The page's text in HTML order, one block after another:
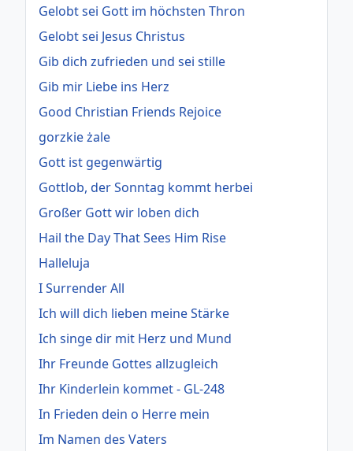
Gelobt sei Gott im höchsten Thron
Gelobt sei Jesus Christus
Gib dich zufrieden und sei stille
Gib mir Liebe ins Herz
Good Christian Friends Rejoice
gorzkie żale
Gott ist gegenwärtig
Gottlob, der Sonntag kommt herbei
Großer Gott wir loben dich
Hail the Day That Sees Him Rise
Halleluja
I Surrender All
Ich will dich lieben meine Stärke
Ich singe dir mit Herz und Mund
Ihr Freunde Gottes allzugleich
Ihr Kinderlein kommet - GL-248
In Frieden dein o Herre mein
Im Namen des Vaters